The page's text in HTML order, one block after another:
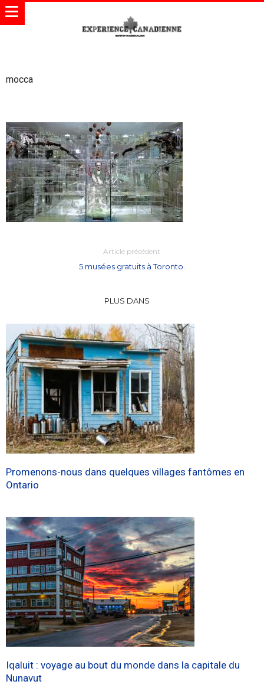
mocca
Article précédent
5 musées gratuits à Toronto.
PLUS DANS
Promenons-nous dans quelques villages fantômes en
Ontario
Iqaluit : voyage au bout du monde dans la capitale du
Nunavut